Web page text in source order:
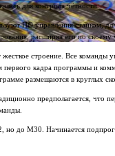
для контроля чётности.
ПО управления станком,
расширяя его по
строение. Все
кадра программы и
размещаются в круглых
предполагается,
до M30. Начинается